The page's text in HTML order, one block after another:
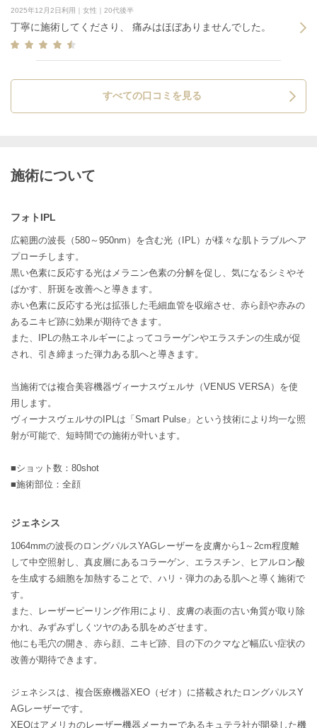
2025年12月2日利用｜女性｜20代後半
丁寧に施術してくださり、 痛みはほぼありませんでした。
すべての口コミを見る
施術について
フォトIPL
広範囲の波長（580～950nm）を含む光（IPL）が様々な肌トラブルヘア
プローチします。
黒い色素に反応する光はメラニン色素の分解を促し、気になるシミやそ
ばかす、肝斑を改善へと導きます。
赤い色素に反応する光は拡張した毛細血管を収縮させ、赤ら顔や赤みの
あるニキビ跡に効果が期待できます。
また、IPLの熱エネルギーによってコラーゲンやエラスチンの生成が促
され、引き締まった弾力ある肌へと導きます。
当施術では複合美容機器ヴィーナスヴェルサ（VENUS VERSA）を使
用します。
ヴィーナスヴェルサのIPLは「Smart Pulse」という技術により均一な照
射が可能で、短時間での施術が叶います。
■ショット数：80shot
■施術部位：全顔
ジェネシス
1064mmの波長のロングパルスYAGレーザーを皮膚から1～2cm程度離
して中空照射し、真皮層にあるコラーゲン、エラスチン、ヒアルロン酸
を生成する細胞を加熱することで、ハリ・弾力のある肌へと導く施術で
す。
また、レーザーピーリング作用により、皮膚の表面の古い角質が取り除
かれ、みずみずしくツヤのある肌をめざせます。
他にも毛穴の開き、赤ら顔、ニキビ跡、目の下のクマなど幅広い症状の
改善が期待できます。
ジェネシスは、複合医療機器XEO（ゼオ）に搭載されたロングパルスY
AGレーザーです。
XEOはアメリカのレーザー機器メーカーであるキュテラ社が開発した機